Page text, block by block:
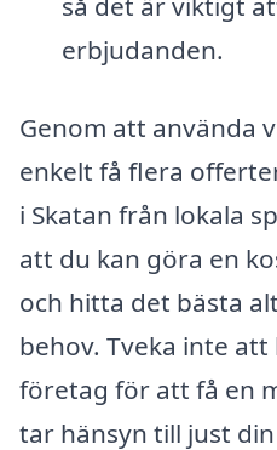
erbjudanden.
Genom att använda
enkelt få flera
i Skatan från lokala
att du kan göra en
och hitta det bästa
behov. Tveka inte
företag för att få en
tar hänsyn till just